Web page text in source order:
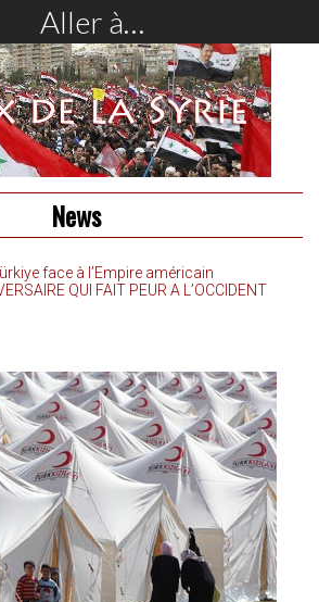
Aller à…
News
face à l’Empire américain
QUI FAIT PEUR A L’OCCIDENT